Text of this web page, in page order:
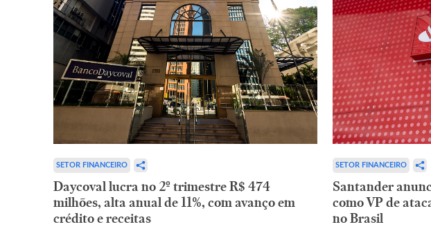
SETOR FINANCEIRO
Daycoval lucra no 2º trimestre R$ 474
milhões, alta anual de 11%, com avanço em
crédito e receitas
SETOR FINANCEIRO
Santander
como VP de
no Brasil